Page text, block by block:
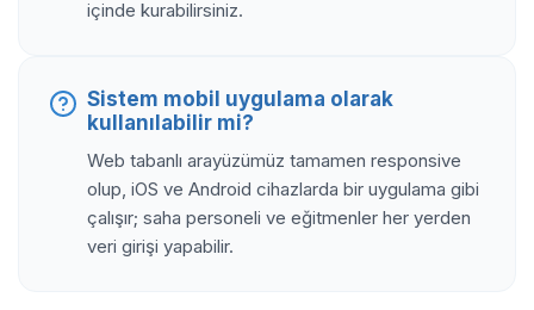
içinde kurabilirsiniz.
Sistem mobil uygulama olarak
kullanılabilir mi?
Web tabanlı arayüzümüz tamamen responsive
olup, iOS ve Android cihazlarda bir uygulama gibi
çalışır; saha personeli ve eğitmenler her yerden
veri girişi yapabilir.